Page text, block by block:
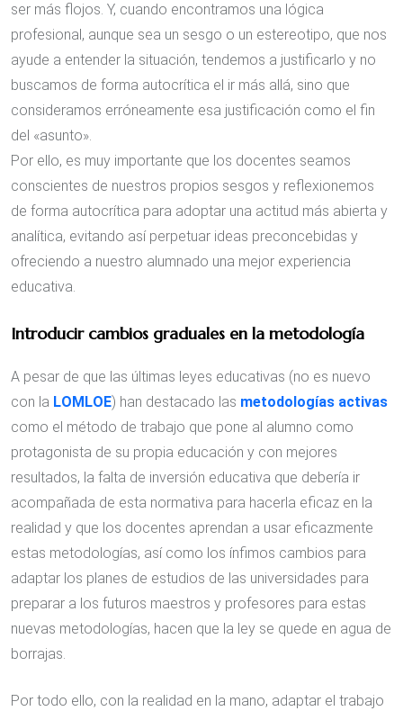
ser más flojos. Y, cuando encontramos una lógica
profesional, aunque sea un sesgo o un estereotipo, que nos
ayude a entender la situación, tendemos a justificarlo y no
buscamos de forma autocrítica el ir más allá, sino que
consideramos erróneamente esa justificación como el fin
del «asunto».
Por ello, es muy importante que los docentes seamos
conscientes de nuestros propios sesgos y reflexionemos
de forma autocrítica para adoptar una actitud más abierta y
analítica, evitando así perpetuar ideas preconcebidas y
ofreciendo a nuestro alumnado una mejor experiencia
educativa.
Introducir cambios graduales en la metodología
A pesar de que las últimas leyes educativas (no es nuevo
con la LOMLOE) han destacado las metodologías activas
como el método de trabajo que pone al alumno como
protagonista de su propia educación y con mejores
resultados, la falta de inversión educativa que debería ir
acompañada de esta normativa para hacerla eficaz en la
realidad y que los docentes aprendan a usar eficazmente
estas metodologías, así como los ínfimos cambios para
adaptar los planes de estudios de las universidades para
preparar a los futuros maestros y profesores para estas
nuevas metodologías, hacen que la ley se quede en agua de
borrajas.
Por todo ello, con la realidad en la mano, adaptar el trabajo